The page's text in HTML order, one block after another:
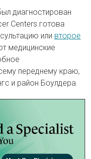
диагностирован
Centers готова
или второе
медицинские
переднему краю,
и район Боулдера.